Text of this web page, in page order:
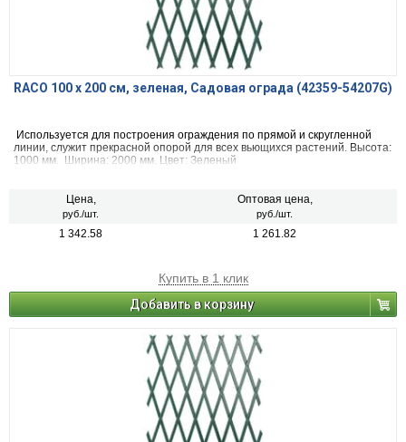
RACO 100 х 200 см, зеленая, Садовая ограда (42359-54207G)
Используется для построения ограждения по прямой и скругленной
линии, служит прекрасной опорой для всех вьющихся растений. Высота:
1000 мм. Ширина: 2000 мм. Цвет: Зеленый
Цена,
руб./шт.
Оптовая цена,
руб./шт.
1 342.58 1 261.82
Купить в 1 клик
Добавить в корзину